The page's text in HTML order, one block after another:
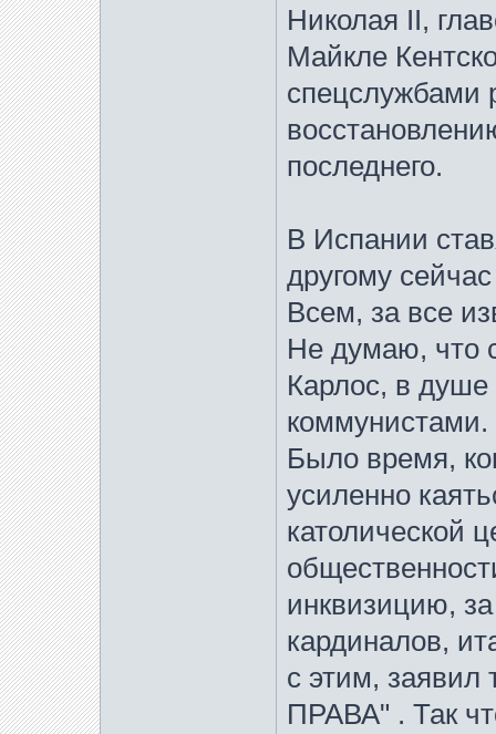
Николая II,
Майкле
спецслужбами
последнего.
В Испании
другому
Всем, за все
Не думаю, что
Карлос, в
коммунистами.
Было время,
усиленно
католической
инквизицию,
кардиналов,
с этим, заявил
ПРАВА" . Так